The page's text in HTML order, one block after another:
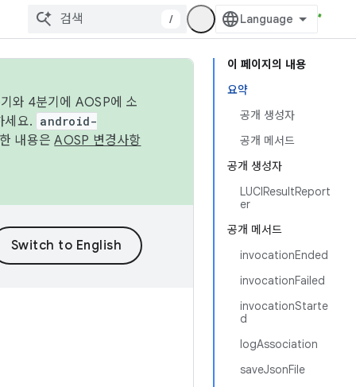
/
이 페이지의 내용
요약
공개 생성자
공개 메서드
공개 생성자
LUCIResultReport
er
공개 메서드
invocationEnded
invocationFailed
invocationStarte
d
logAssociation
saveJsonFile
와 4분기에 AOSP에 소
세요. android-
내용은AOSP 변경사항